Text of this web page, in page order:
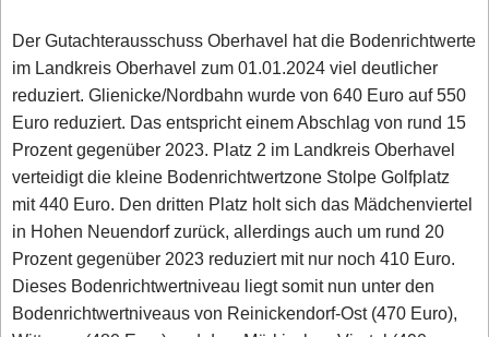
Der Gutachterausschuss Oberhavel hat die Bodenrichtwerte
im Landkreis Oberhavel zum 01.01.2024 viel deutlicher
reduziert. Glienicke/Nordbahn wurde von 640 Euro auf 550
Euro reduziert. Das entspricht einem Abschlag von rund 15
Prozent gegenüber 2023. Platz 2 im Landkreis Oberhavel
verteidigt die kleine Bodenrichtwertzone Stolpe Golfplatz
mit 440 Euro. Den dritten Platz holt sich das Mädchenviertel
in Hohen Neuendorf zurück, allerdings auch um rund 20
Prozent gegenüber 2023 reduziert mit nur noch 410 Euro.
Dieses Bodenrichtwertniveau liegt somit nun unter den
Bodenrichtwertniveaus von Reinickendorf-Ost (470 Euro),